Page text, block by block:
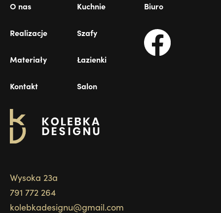
O nas
Realizacje
Materiały
Kontakt
Kuchnie
Szafy
Łazienki
Salon
Biuro
Wysoka 23a
791 772 264
kolebkadesignu@gmail.com